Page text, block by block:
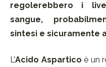
regolerebbero i
sangue,
sintesi e sicuramente
L’Acido Aspartico è un